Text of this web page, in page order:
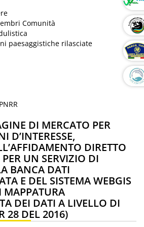
Comunità
paesaggistiche rilasciate
DI MERCATO PER
D’INTERESSE,
DIRETTO
UN SERVIZIO DI
BANCA DATI
E DEL SISTEMA WEBGIS
MAPPATURA
DEI DATI A LIVELLO DI
28 DEL 2016)